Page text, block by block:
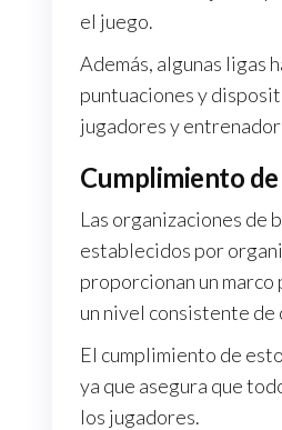
el juego.
Además, algunas ligas
puntuaciones y
jugadores y
Cumplimiento
Las organizaciones de
establecidos por
proporcionan un
un nivel consistente
El cumplimiento de
ya que asegura que
los jugadores.